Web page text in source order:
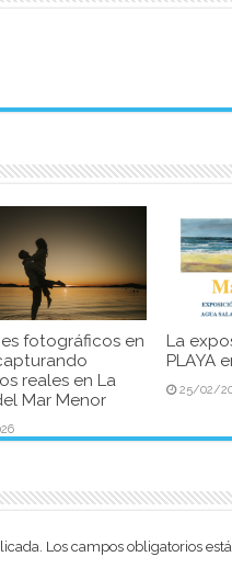
fotográficos en
reales en La
Mar Menor
La
PLAYA
25/02/
Los campos obligatorios